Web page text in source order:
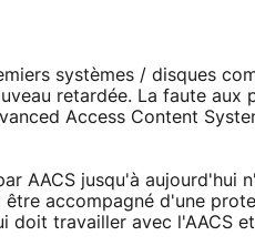
systèmes / disques
retardée. La faute aux
Access Content
AACS jusqu'à aujourd'hui
être accompagné d'une
doit travailler avec l'AACS